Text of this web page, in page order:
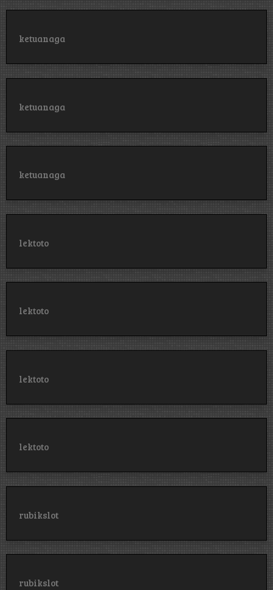
ketuanaga
ketuanaga
ketuanaga
lektoto
lektoto
lektoto
lektoto
rubikslot
rubikslot